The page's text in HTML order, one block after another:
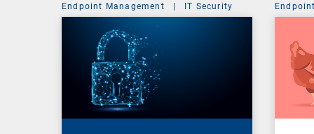
Endpoint Management | IT Security